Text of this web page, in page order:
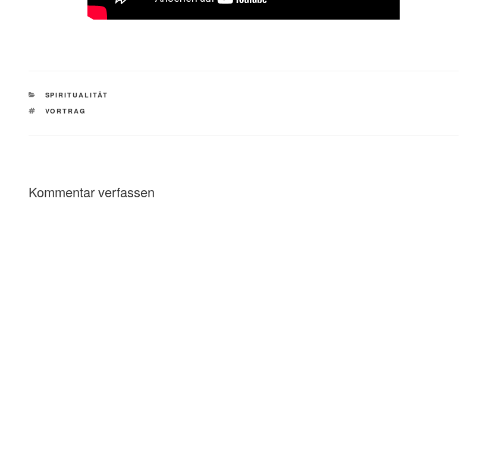
KATEGORIEN
SPIRITUALITÄT
SCHLAGWÖRTER
VORTRAG
Kommentar verfassen